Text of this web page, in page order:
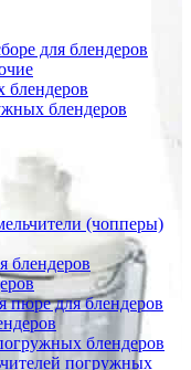
для блендеров
блендеров
блендеров
(чопперы)
блендеров
пюре для блендеров
блендеров
погружных